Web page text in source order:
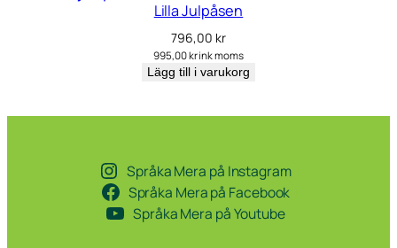
Lilla Julpåsen
796,00 kr
995,00krink moms
Lägg till i varukorg
Språka Mera på Instagram
Språka Mera på Facebook
Språka Mera på Youtube